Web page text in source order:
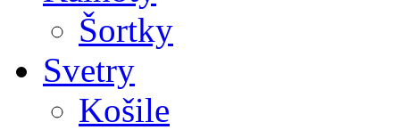
Šortky
Svetry
Košile